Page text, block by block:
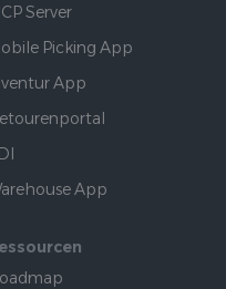
Server
Picking App
App
App